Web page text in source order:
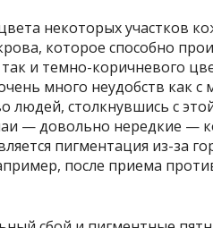
некоторых участков
которое способно
так и темно-коричневого
много неудобств как
людей, столкнувшись с
— довольно нередкие —
пигментация из-за
после приема